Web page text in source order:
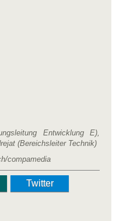
Entwicklung E),
(Bereichsleiter Technik)
compamedia
Twitter